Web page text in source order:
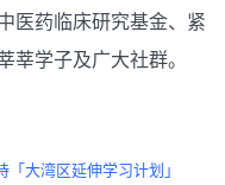
医药临床研究基金、紧
学子及广大社群。
大湾区延伸学习计划」